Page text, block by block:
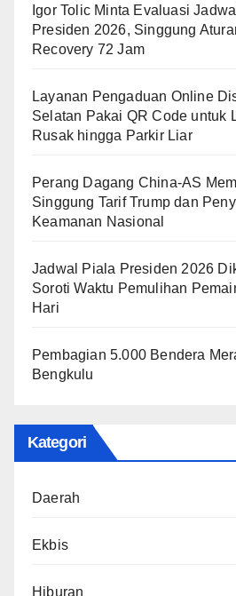
Igor Tolic Minta Evaluasi
Presiden 2026, Singgung
Recovery 72 Jam
Layanan Pengaduan Online
Selatan Pakai QR Code untuk
Rusak hingga Parkir Liar
Perang Dagang China-AS
Singgung Tarif Trump dan
Keamanan Nasional
Jadwal Piala Presiden 2026
Soroti Waktu Pemulihan
Hari
Pembagian 5.000 Bendera
Bengkulu
Kategori
Daerah
Ekbis
Hiburan